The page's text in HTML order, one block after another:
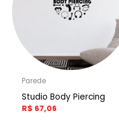
Parede
Studio Body Piercing
R$ 67,06